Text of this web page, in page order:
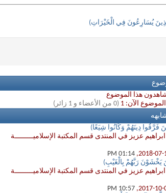
يُسَارِعُونَ فِي الْخَيْرَاتِ)
هذا الموضوع
الآن: 1
(0 من الأعضاء و 1 زائر)
فَرَّقُوا دِينَهُمْ وَكَانُوا شِيَعًا)
عزيز في المنتدى قسم المكتبة الإسلاميـــــــــة
01:14 PM
يَخْشَوْنَ رَبَّهُمْ بِالْغَيْبِ)
عزيز في المنتدى قسم المكتبة الإسلاميـــــــــة
10:57 PM